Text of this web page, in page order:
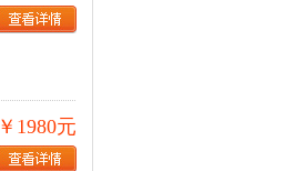
￥1980元